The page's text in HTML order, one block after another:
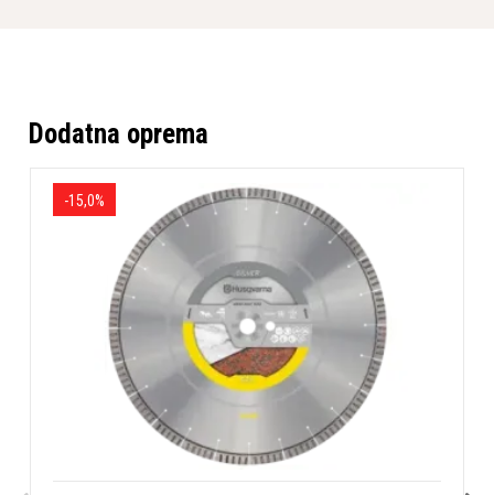
Elektronski SoftStart™ za nemoten zagon tudi z
običajnimi počasnimi varovalkami
Maksimalna globina reza 78 mm z rezilom premera
do 250 mm
Praktičnost in enostavna uporaba
TS 60 je zasnovan za enostavno uporabo in vzdrževanje.
Velika snemljiva rezalna miza je preprosta za čiščenje,
izpopolnjen sistem recikliranja pa čisti vodo za ponovno
uporabo, kar odpravlja potrebo po pogostem dolivanju. S
priloženim kotnim vodnikom in nastavljivim stojalom je
kotno rezanje enostavno in natančno.
Zahvaljujoč nizki teži, zložljivim nogam in stabilnim
Dodatna oprema
-15,0%